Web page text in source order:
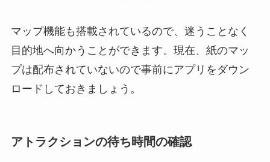
マップ機能も搭載されているので、迷うことなく
目的地へ向かうことができます。現在、紙のマッ
プは配布されていないので事前にアプリをダウン
ロードしておきましょう。
アトラクションの待ち時間の確認